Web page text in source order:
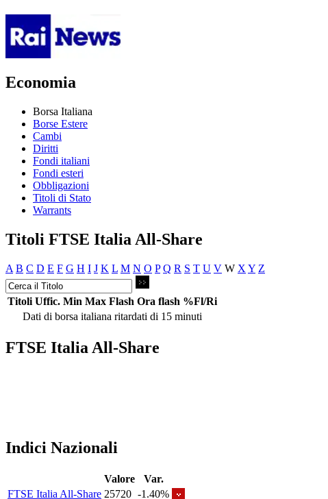
Economia
Borsa Italiana
Borse Estere
Cambi
Diritti
Fondi italiani
Fondi esteri
Obbligazioni
Titoli di Stato
Warrants
Titoli FTSE Italia All-Share
A B C D E F G H I J K L M N O P Q R S T U V W X Y Z
Titoli Uffic. Min Max Flash Ora flash %Fl/Ri
Dati di borsa italiana ritardati di 15 minuti
FTSE Italia All-Share
Indici Nazionali
Valore
Var.
FTSE Italia All-Share 25720 -1.40%